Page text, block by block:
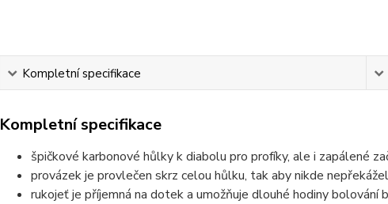
Kompletní specifikace
Kompletní specifikace
špičkové karbonové hůlky k diabolu pro profíky, ale i zapálené
provázek je provlečen skrz celou hůlku, tak aby nikde
rukojeť je příjemná na dotek a umožňuje dlouhé hodiny bolování